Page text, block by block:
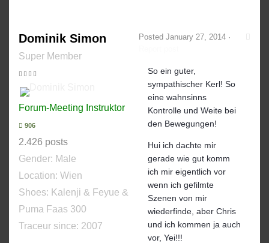
Dominik Simon
Super Member
Forum-Meeting Instruktor
906
2.426 posts
Gender: Male
Location: Wien
Shoes: Kalenji & Feyue &
Puma Faas 300
Traceur since: 2007
Posted January 27, 2014 ·
So ein guter,
sympathischer Kerl! So
eine wahnsinns
Kontrolle und Weite bei
den Bewegungen!
Hui ich dachte mir
gerade wie gut komm
ich mir eigentlich vor
wenn ich gefilmte
Szenen von mir
wiederfinde, aber Chris
und ich kommen ja auch
vor, Yei!!!